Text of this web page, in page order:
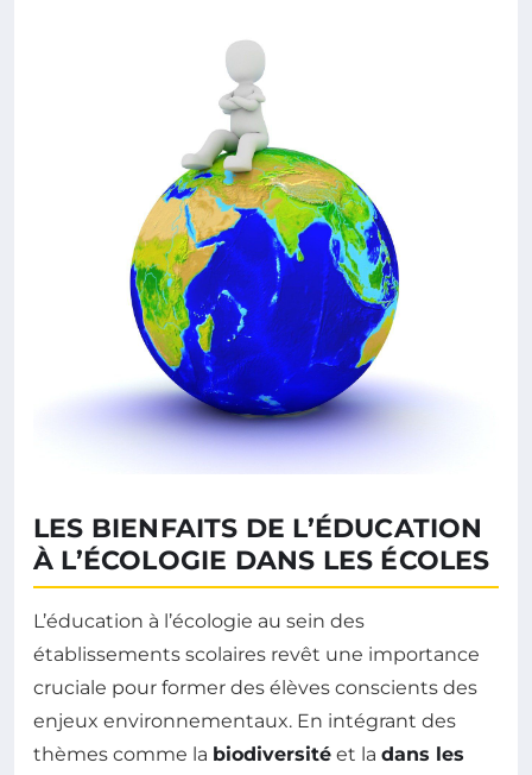
LES BIENFAITS DE L’ÉDUCATION
À L’ÉCOLOGIE DANS LES ÉCOLES
L’éducation à l’écologie au sein des
établissements scolaires revêt une importance
cruciale pour former des élèves conscients des
enjeux environnementaux. En intégrant des
thèmes comme la biodiversité et la dans les